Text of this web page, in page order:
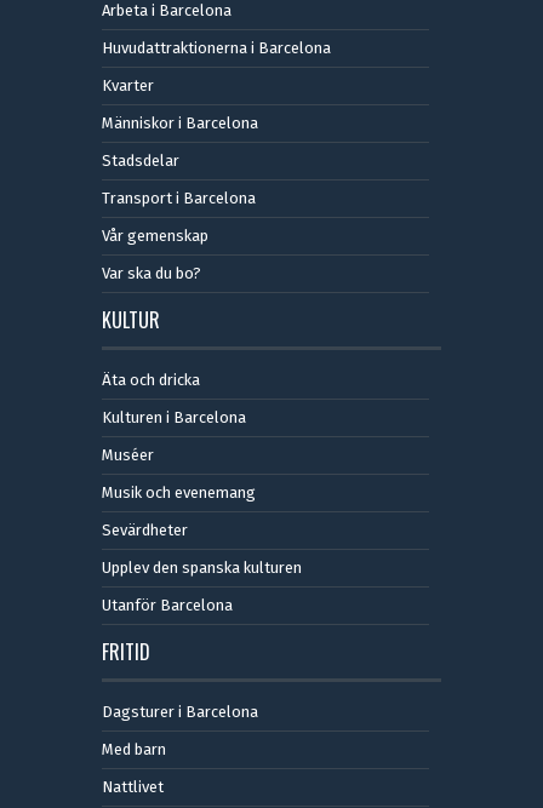
Arbeta i Barcelona
Huvudattraktionerna i Barcelona
Kvarter
Människor i Barcelona
Stadsdelar
Transport i Barcelona
Vår gemenskap
Var ska du bo?
KULTUR
Äta och dricka
Kulturen i Barcelona
Muséer
Musik och evenemang
Sevärdheter
Upplev den spanska kulturen
Utanför Barcelona
FRITID
Dagsturer i Barcelona
Med barn
Nattlivet